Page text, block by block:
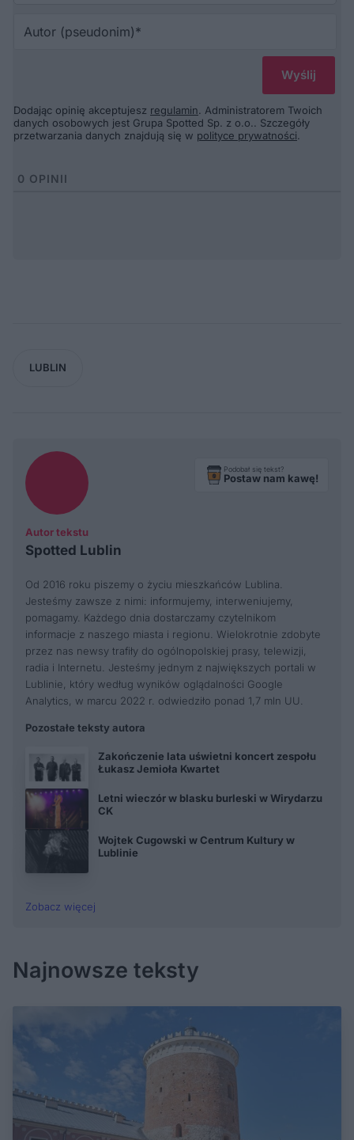
Dodając opinię akceptujesz regulamin. Administratorem Twoich
danych osobowych jest Grupa Spotted Sp. z o.o.. Szczegóły
przetwarzania danych znajdują się w polityce prywatności.
0 OPINII
LUBLIN
Autor tekstu
Spotted Lublin
Podobał się tekst?
Postaw nam kawę!
Od 2016 roku piszemy o życiu mieszkańców Lublina.
Jesteśmy zawsze z nimi: informujemy, interweniujemy,
pomagamy. Każdego dnia dostarczamy czytelnikom
informacje z naszego miasta i regionu. Wielokrotnie zdobyte
przez nas newsy trafiły do ogólnopolskiej prasy, telewizji,
radia i Internetu. Jesteśmy jednym z największych portali w
Lublinie, który według wyników oglądalności Google
Analytics, w marcu 2022 r. odwiedziło ponad 1,7 mln UU.
Pozostałe teksty autora
Zakończenie lata uświetni koncert zespołu
Łukasz Jemioła Kwartet
Letni wieczór w blasku burleski w Wirydarzu
CK
Wojtek Cugowski w Centrum Kultury w
Lublinie
Zobacz więcej
Najnowsze teksty